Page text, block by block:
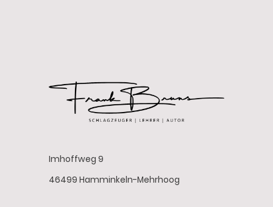
Imhoffweg 9
46499 Hamminkeln-Mehrhoog